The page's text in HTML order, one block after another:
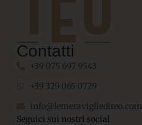
Contatti
+39 075 697 9543
+39 329 065 0729
info@lemeravigliediteo.com
Seguici sui nostri social